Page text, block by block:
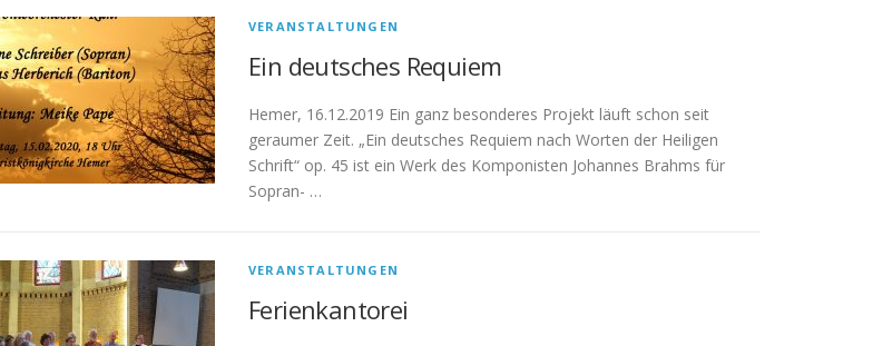
VERANSTALTUNGEN
Ein deutsches Requiem
Hemer, 16.12.2019 Ein ganz besonderes Projekt läuft schon seit
geraumer Zeit. „Ein deutsches Requiem nach Worten der Heiligen
Schrift“ op. 45 ist ein Werk des Komponisten Johannes Brahms für
Sopran- …
VERANSTALTUNGEN
Ferienkantorei